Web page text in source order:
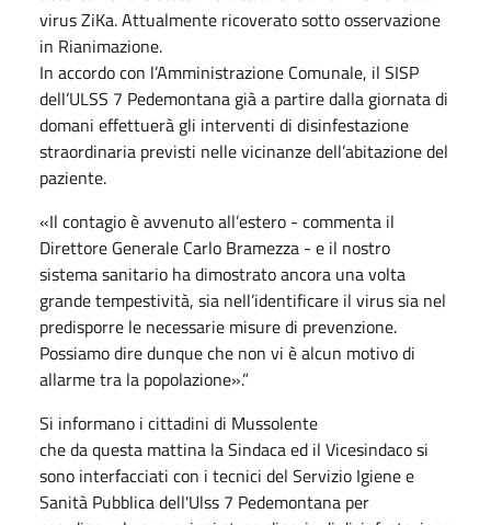
virus ZiKa. Attualmente ricoverato sotto osservazione
in Rianimazione.
In accordo con l’Amministrazione Comunale, il SISP
dell’ULSS 7 Pedemontana già a partire dalla giornata di
domani effettuerà gli interventi di disinfestazione
straordinaria previsti nelle vicinanze dell’abitazione del
paziente.
«Il contagio è avvenuto all’estero - commenta il
Direttore Generale Carlo Bramezza - e il nostro
sistema sanitario ha dimostrato ancora una volta
grande tempestività, sia nell’identificare il virus sia nel
predisporre le necessarie misure di prevenzione.
Possiamo dire dunque che non vi è alcun motivo di
allarme tra la popolazione».”
Si informano i cittadini di Mussolente
che da questa mattina la Sindaca ed il Vicesindaco si
sono interfacciati con i tecnici del Servizio Igiene e
Sanità Pubblica dell'Ulss 7 Pedemontana per